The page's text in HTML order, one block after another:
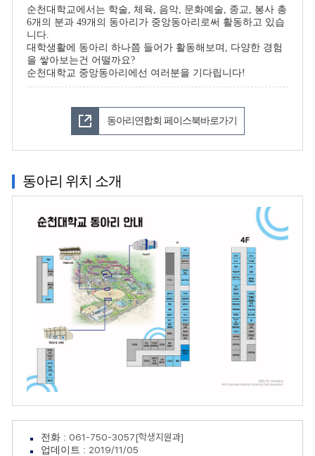
순천대학교에서는 학술, 체육, 음악, 문화예술, 종교, 봉사 총
6개의 분과 49개의 동아리가 중앙동아리로써 활동하고 있습
니다.
대학생활에 동아리 하나쯤 들어가 활동해보며, 다양한 경험
을 쌓아보는건 어떨까요?
순천대학교 중앙동아리에선 여러분을 기다립니다!
동아리연합회 페이스북바로가기
동아리 위치 소개
전화 : 061-750-3057[학생지원과]
업데이트 : 2019/11/05